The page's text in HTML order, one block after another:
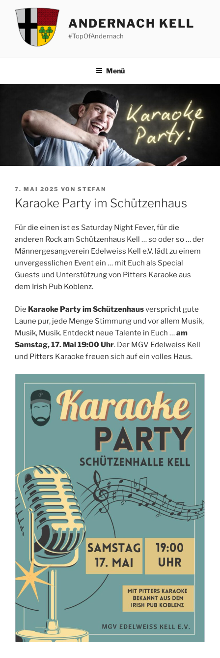
Inhalt
springen
ANDERNACH KELL
#TopOfAndernach
Menü
VERÖFFENTLICHT
AM
7. MAI 2025 VON STEFAN
Karaoke Party im Schützenhaus
Für die einen ist es Saturday Night Fever, für die
anderen Rock am Schützenhaus Kell … so oder so … der
Männergesangverein Edelweiss Kell e.V. lädt zu einem
unvergesslichen Event ein … mit Euch als Special
Guests und Unterstützung von Pitters Karaoke aus
dem Irish Pub Koblenz.
Die Karaoke Party im Schützenhausverspricht gute
Laune pur, jede Menge Stimmung und vor allem Musik,
Musik, Musik. Entdeckt neue Talente in Euch …am
Samstag, 17. Mai 19:00 Uhr. Der MGV Edelweiss Kell
und Pitters Karaoke freuen sich auf ein volles Haus.